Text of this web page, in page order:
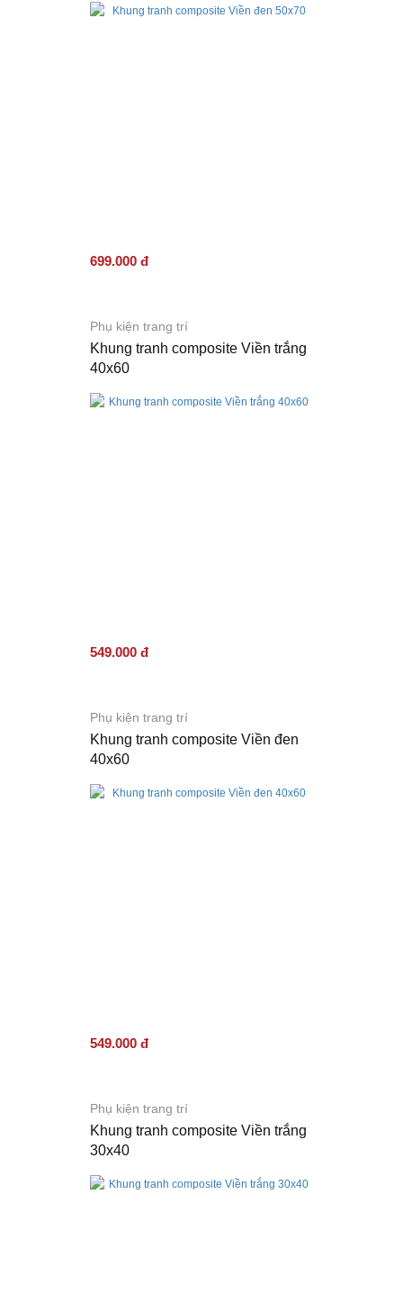
699.000 đ
Phụ kiện trang trí
Khung tranh composite Viền trắng
40x60
549.000 đ
Phụ kiện trang trí
Khung tranh composite Viền đen
40x60
549.000 đ
Phụ kiện trang trí
Khung tranh composite Viền trắng
30x40